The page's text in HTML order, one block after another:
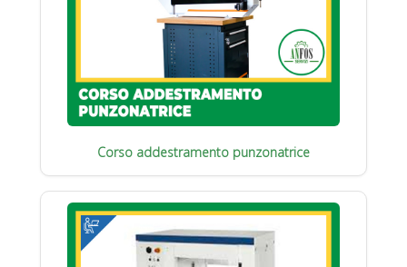
Corso addestramento punzonatrice